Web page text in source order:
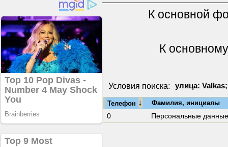
К основной
К
Условия поиска: улица: Valkas;
Телефон ↓ Фамилия, инициалы
0 Персональные данные